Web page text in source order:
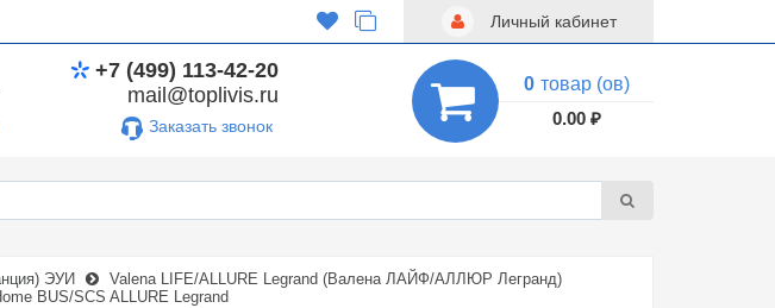
Личный кабинет
+7 (499) 113-42-20
mail@toplivis.ru
Заказать звонок
0 товар (ов)
0.00 ₽
ЭУИ
Valena LIFE/ALLURE Legrand (Валена ЛАЙФ/АЛЛЮР Легранд)
BUS/SCS ALLURE Legrand